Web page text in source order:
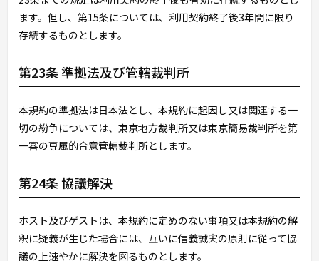
ます。但し、第15条については、利用契約終了後3年間に限り
存続するものとします。
第23条 準拠法及び管轄裁判所
本規約の準拠法は日本法とし、本規約に起因し又は関連する一
切の紛争については、東京地方裁判所又は東京簡易裁判所を第
一審の専属的合意管轄裁判所とします。
第24条 協議解決
ホスト及びゲストは、本規約に定めのない事項又は本規約の解
釈に疑義が生じた場合には、互いに信義誠実の原則に従って協
議の上速やかに解決を図るものとします。